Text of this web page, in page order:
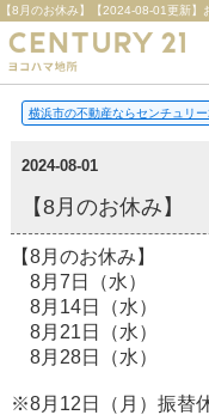
横浜市の不動産ならセンチュリ
2024-08-01
【8月のお休み】
【8月のお休み】
8月7日（水）
8月14日（水）
8月21日（水）
8月28日（水）
※8月12日（月）振替